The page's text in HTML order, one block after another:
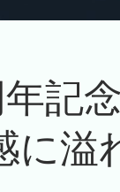
記
に溢